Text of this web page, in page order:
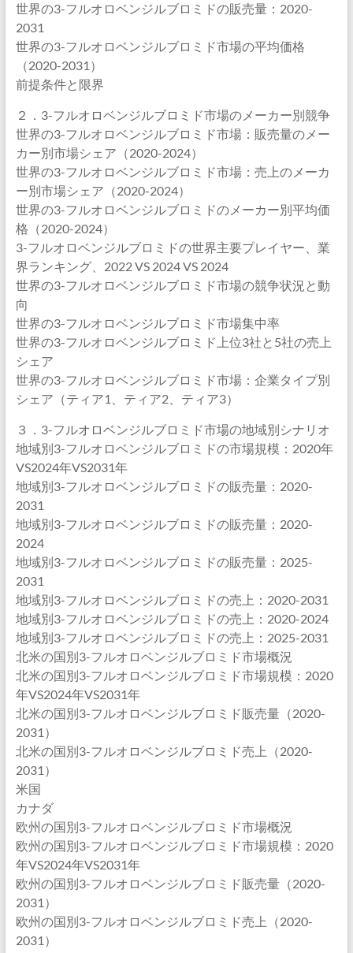
世界の3-フルオロベンジルブロミドの販売量：2020-
2031
世界の3-フルオロベンジルブロミド市場の平均価格
（2020-2031）
前提条件と限界
２．3-フルオロベンジルブロミド市場のメーカー別競争
世界の3-フルオロベンジルブロミド市場：販売量のメー
カー別市場シェア（2020-2024）
世界の3-フルオロベンジルブロミド市場：売上のメーカ
ー別市場シェア（2020-2024）
世界の3-フルオロベンジルブロミドのメーカー別平均価
格（2020-2024）
3-フルオロベンジルブロミドの世界主要プレイヤー、業
界ランキング、2022 VS 2024 VS 2024
世界の3-フルオロベンジルブロミド市場の競争状況と動
向
世界の3-フルオロベンジルブロミド市場集中率
世界の3-フルオロベンジルブロミド上位3社と5社の売上
シェア
世界の3-フルオロベンジルブロミド市場：企業タイプ別
シェア（ティア1、ティア2、ティア3）
３．3-フルオロベンジルブロミド市場の地域別シナリオ
地域別3-フルオロベンジルブロミドの市場規模：2020年
VS2024年VS2031年
地域別3-フルオロベンジルブロミドの販売量：2020-
2031
地域別3-フルオロベンジルブロミドの販売量：2020-
2024
地域別3-フルオロベンジルブロミドの販売量：2025-
2031
地域別3-フルオロベンジルブロミドの売上：2020-2031
地域別3-フルオロベンジルブロミドの売上：2020-2024
地域別3-フルオロベンジルブロミドの売上：2025-2031
北米の国別3-フルオロベンジルブロミド市場概況
北米の国別3-フルオロベンジルブロミド市場規模：2020
年VS2024年VS2031年
北米の国別3-フルオロベンジルブロミド販売量（2020-
2031）
北米の国別3-フルオロベンジルブロミド売上（2020-
2031）
米国
カナダ
欧州の国別3-フルオロベンジルブロミド市場概況
欧州の国別3-フルオロベンジルブロミド市場規模：2020
年VS2024年VS2031年
欧州の国別3-フルオロベンジルブロミド販売量（2020-
2031）
欧州の国別3-フルオロベンジルブロミド売上（2020-
2031）